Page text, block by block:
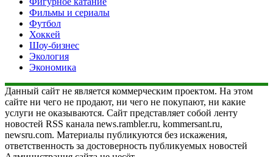
Фильмы и сериалы
Футбол
Хоккей
Шоу-бизнес
Экология
Экономика
Данный сайт не является коммерческим проектом. На этом
сайте ни чего не продают, ни чего не покупают, ни какие
услуги не оказываются. Сайт представляет собой ленту
новостей RSS канала news.rambler.ru, kommersant.ru,
newsru.com. Материалы публикуются без искажения,
ответственность за достоверность публикуемых новостей